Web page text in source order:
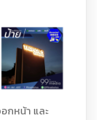
กหน้า และ